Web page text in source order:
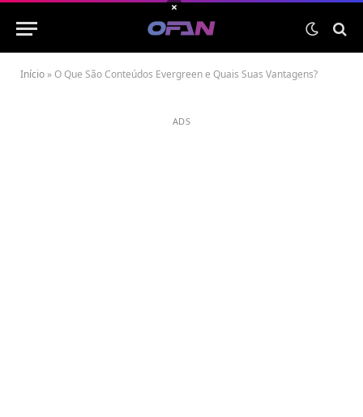
Início »O Que São Conteúdos Evergreen e Quais Suas Vantagens?
ADS
×